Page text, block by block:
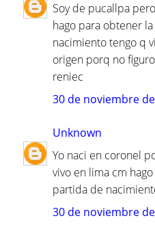
Soy de pucallpa
hago para obtener
nacimiento tengo q
origen porq no
reniec
30 de noviembre
Unknown
Yo naci en coronel
vivo en lima cm
partida de
30 de noviembre